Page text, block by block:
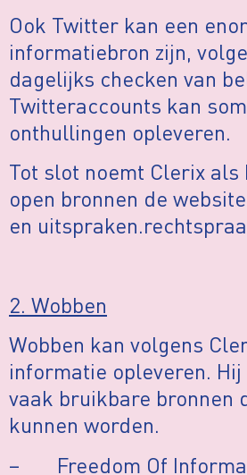
Ook Twitter kan een
informatiebron zijn,
dagelijks checken van
Twitteraccounts kan
onthullingen opleveren.
Tot slot noemt Clerix
open bronnen de
en
2. Wobben
Wobben kan volgens
informatie opleveren.
vaak bruikbare bronnen
kunnen worden.
– Freedom Of